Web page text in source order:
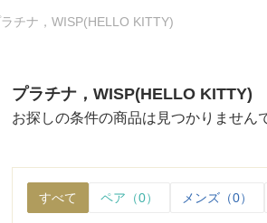
チナ，WISP(HELLO KITTY)
プラチナ，WISP(HELLO KITTY)
お探しの条件の商品は見つかりません
すべて ペア（0） メンズ（0）